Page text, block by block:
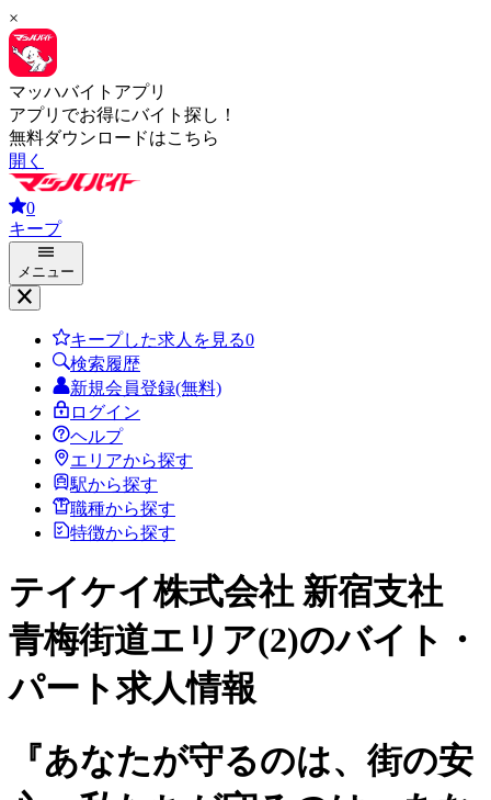
×
マッハバイトアプリ
アプリでお得にバイト探し！
無料ダウンロードはこちら
開く
0
キープ
メニュー
キープした求人を見る0
検索履歴
新規会員登録(無料)
ログイン
ヘルプ
エリアから探す
駅から探す
職種から探す
特徴から探す
テイケイ株式会社 新宿支社
青梅街道エリア(2)のバイト・
パート求人情報
『あなたが守るのは、街の安